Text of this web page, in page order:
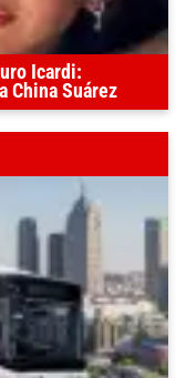
Icardi:
China Suárez